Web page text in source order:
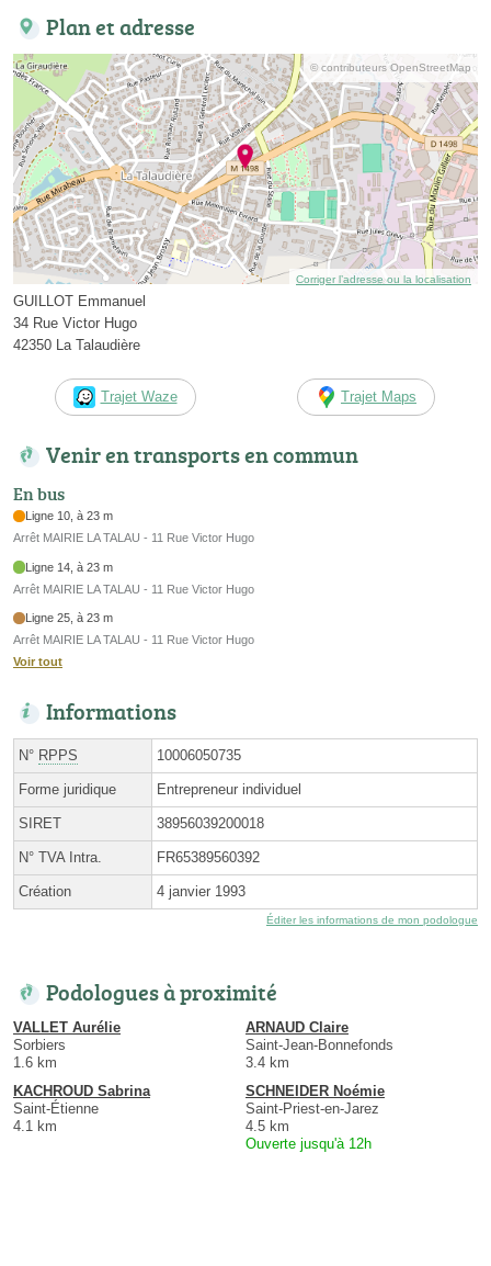
Plan et adresse
© contributeurs OpenStreetMap
Corriger l’adresse ou la localisation
GUILLOT Emmanuel
34 Rue Victor Hugo
42350 La Talaudière
Trajet Waze Trajet Maps
Venir en transports en commun
En bus
Ligne 10, à 23 m
Arrêt MAIRIE LA TALAU - 11 Rue Victor Hugo
Ligne 14, à 23 m
Arrêt MAIRIE LA TALAU - 11 Rue Victor Hugo
Ligne 25, à 23 m
Arrêt MAIRIE LA TALAU - 11 Rue Victor Hugo
Voir tout
Informations
N° RPPS 10006050735
Forme juridique Entrepreneur individuel
SIRET 38956039200018
N° TVA Intra. FR65389560392
Création 4 janvier 1993
Éditer les informations de mon podologue
Podologues à proximité
VALLET Aurélie
Sorbiers
1.6 km
ARNAUD Claire
Saint-Jean-Bonnefonds
3.4 km
KACHROUD Sabrina
Saint-Étienne
4.1 km
SCHNEIDER Noémie
Saint-Priest-en-Jarez
4.5 km
Ouverte jusqu'à 12h